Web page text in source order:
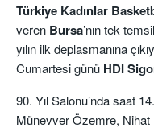
Türkiye Kadınlar
veren Bursa’nın tek
yılın ilk deplasmanına
Cumartesi günü HDI
90. Yıl Salonu’nda saat
Münevver Özemre, Nihat